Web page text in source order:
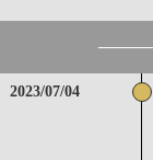
2023/07/04